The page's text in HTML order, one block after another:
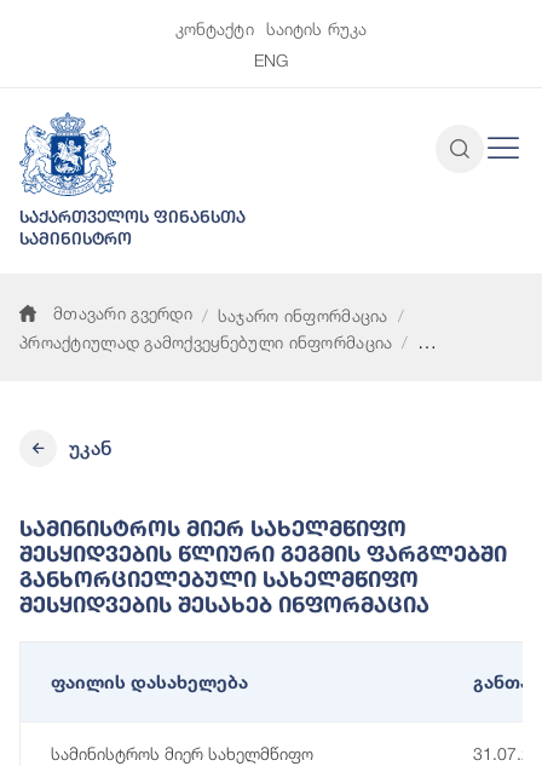
კონტაქტი
საიტის რუკა
ENG
საქართველოს ფინანსთა
სამინისტრო
მთავარი გვერდი
საჯარო ინფორმაცია
პროაქტიულად გამოქვეყნებული ინფორმაცია
უკან
Სამინისტროს Მიერ Სახელმწიფო
Შესყიდვების Წლიური Გეგმის Ფარგლებში
Განხორციელებული Სახელმწიფო
Შესყიდვების Შესახებ Ინფორმაცია
ფაილის დასახელება
სამინისტროს მიერ სახელმწიფო